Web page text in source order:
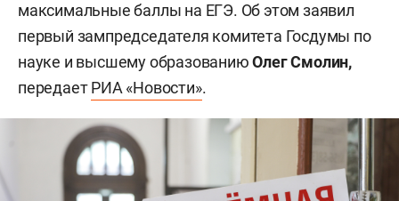
максимальные баллы на ЕГЭ. Об этом заявил
первый зампредседателя комитета Госдумы по
науке и высшему образованиюОлег Смолин,
передаетРИА «Новости».